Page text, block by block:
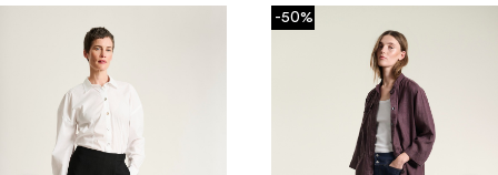
-50%